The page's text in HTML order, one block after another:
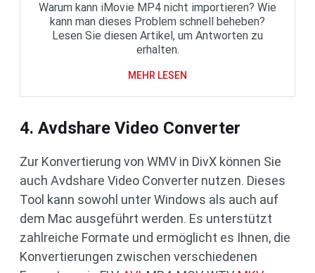
Warum kann iMovie MP4 nicht importieren? Wie
kann man dieses Problem schnell beheben?
Lesen Sie diesen Artikel, um Antworten zu
erhalten.
MEHR LESEN
4. Avdshare Video Converter
Zur Konvertierung von WMV in DivX können Sie
auch Avdshare Video Converter nutzen. Dieses
Tool kann sowohl unter Windows als auch auf
dem Mac ausgeführt werden. Es unterstützt
zahlreiche Formate und ermöglicht es Ihnen, die
Konvertierungen zwischen verschiedenen